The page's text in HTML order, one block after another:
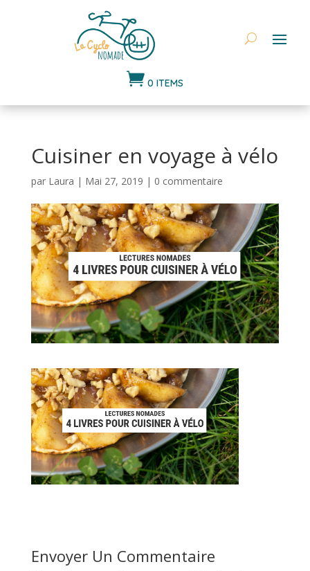
 0 ITEMS
Cuisiner en voyage à vélo
par Laura | Mai 27, 2019 | 0 commentaire
Envoyer Un Commentaire